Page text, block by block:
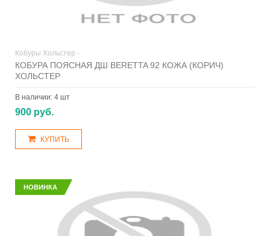
Кобуры Хольстер -
КОБУРА ПОЯСНАЯ ДШ BERETTA 92 КОЖА (КОРИЧ)
ХОЛЬСТЕР
В наличии: 4 шт
900 руб.
КУПИТЬ
НОВИНКА